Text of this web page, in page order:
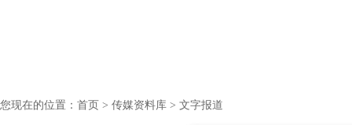
您现在的位置： 首页 > 传媒资料库 > 文字报道